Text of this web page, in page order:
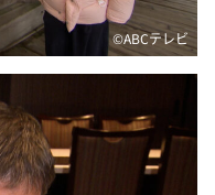
©️ABCテレビ